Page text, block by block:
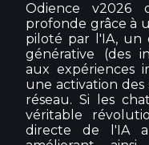
Odience v2026
profonde grâce à
piloté par l'IA, un
générative (des
aux expériences
une activation des
réseau. Si les
véritable
directe de l'IA